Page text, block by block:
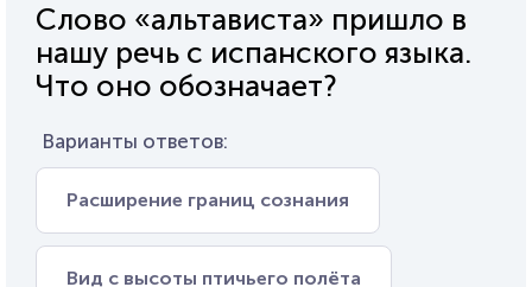
Слово «альтависта» пришло в
нашу речь с испанского языка.
Что оно обозначает?
Варианты ответов:
Расширение границ сознания
Вид с высоты птичьего полёта